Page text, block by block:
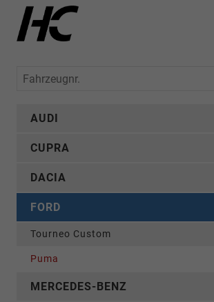
Fahrzeugnr.
AUDI
CUPRA
DACIA
FORD
Tourneo Custom
Puma
MERCEDES-BENZ